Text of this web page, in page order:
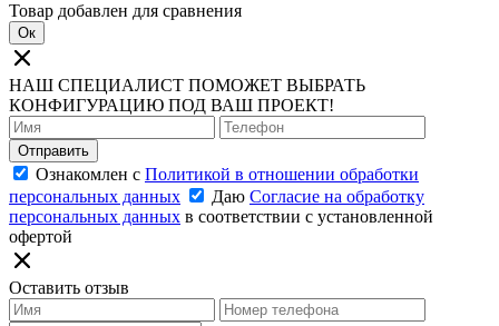
Товар добавлен для сравнения
Ок
НАШ СПЕЦИАЛИСТ ПОМОЖЕТ ВЫБРАТЬ
КОНФИГУРАЦИЮ ПОД ВАШ ПРОЕКТ!
Отправить
Ознакомлен с Политикой в отношении обработки
персональных данных
Даю Согласие на обработку
персональных данных в соответствии с установленной
офертой
Оставить отзыв